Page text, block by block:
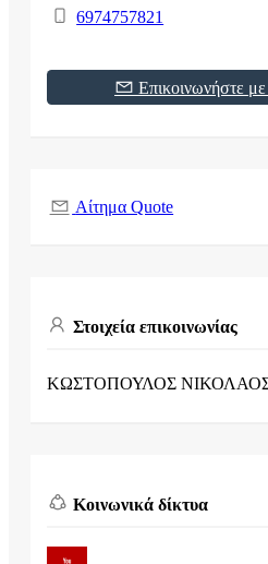
6974757821
Επικοινωνήστε με
Αίτημα Quote
Στοιχεία επικοινωνίας
ΚΩΣΤΟΠΟΥΛΟΣ
Κοινωνικά δίκτυα